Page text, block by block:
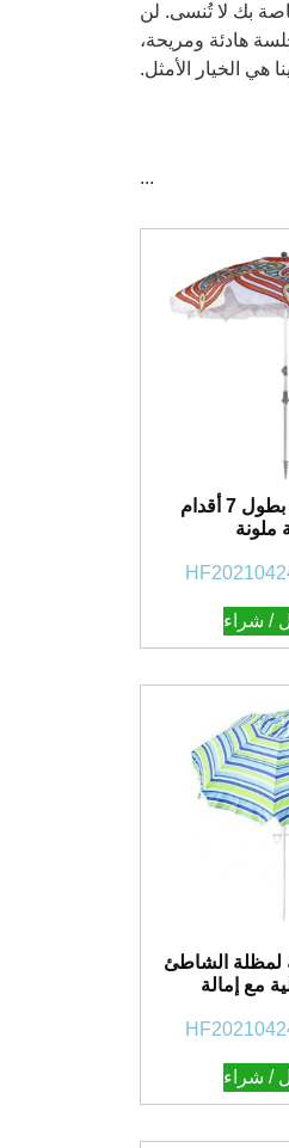
بك لا تُنسى. لن
هادئة ومريحة،
الخيار الأمثل.
...
مظلة شاطئ بطول 7 أقدام
ملونة
/ شراء
الشاطئ
مع إمالة
/ شراء